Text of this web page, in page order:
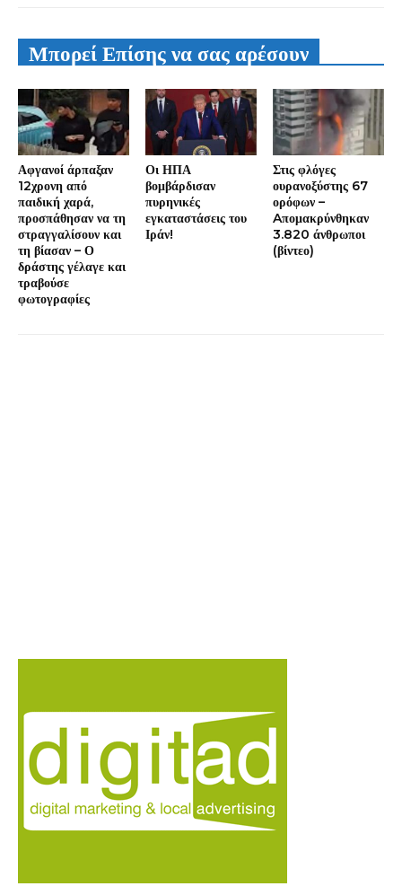
Μπορεί Επίσης να σας αρέσουν
Αφγανοί άρπαξαν
12χρονη από
παιδική χαρά,
προσπάθησαν να τη
στραγγαλίσουν και
τη βίασαν – Ο
δράστης γέλαγε και
τραβούσε
φωτογραφίες
Οι ΗΠΑ
βομβάρδισαν
πυρηνικές
εγκαταστάσεις του
Ιράν!
Στις φλόγες
ουρανοξύστης 67
ορόφων –
Aπομακρύνθηκαν
3.820 άνθρωποι
(βίντεο)